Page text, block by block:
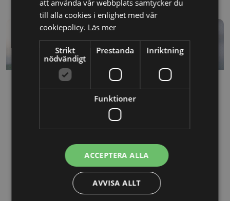
range:
450kr
4200kr
Avtalsanalys 7+ sidor
att använda vår webbplats samtycker du
till alla cookies i enlighet med vår
cookiepolicy. Läs mer
Strikt
nödvändigt
Prestanda Inriktning
Funktioner
ACCEPTERA ALLA
AVVISA ALLT